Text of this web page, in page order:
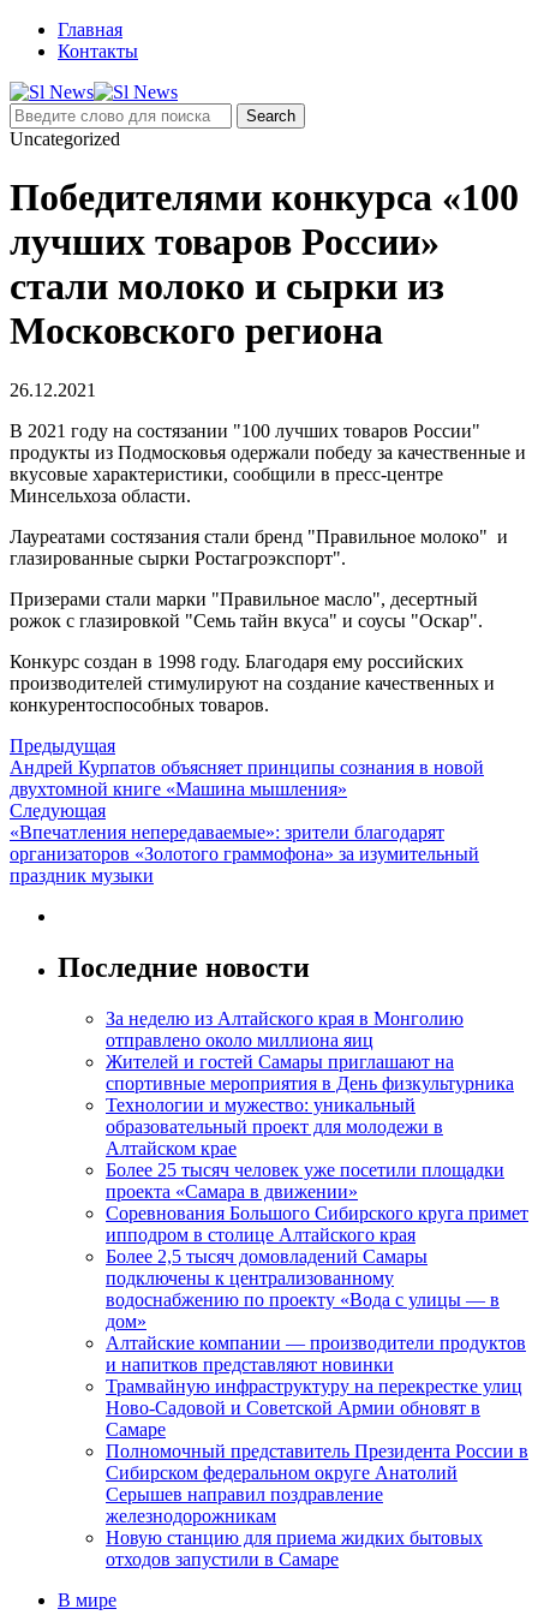
Главная
Контакты
Uncategorized
Победителями конкурса «100
лучших товаров России»
стали молоко и сырки из
Московского региона
26.12.2021
В 2021 году на состязании "100 лучших товаров России"
продукты из Подмосковья одержали победу за качественные и
вкусовые характеристики, сообщили в пресс-центре
Минсельхоза области.
Лауреатами состязания стали бренд "Правильное молоко" и
глазированные сырки Ростагроэкспорт".
Призерами стали марки "Правильное масло", десертный
рожок с глазировкой "Семь тайн вкуса" и соусы "Оскар".
Конкурс создан в 1998 году. Благодаря ему российских
производителей стимулируют на создание качественных и
конкурентоспособных товаров.
Предыдущая
Андрей Курпатов объясняет принципы сознания в новой
двухтомной книге «Машина мышления»
Следующая
«Впечатления непередаваемые»: зрители благодарят
организаторов «Золотого граммофона» за изумительный
праздник музыки
Последние новости
За неделю из Алтайского края в Монголию
отправлено около миллиона яиц
Жителей и гостей Самары приглашают на
спортивные мероприятия в День физкультурника
Технологии и мужество: уникальный
образовательный проект для молодежи в
Алтайском крае
Более 25 тысяч человек уже посетили площадки
проекта «Самара в движении»
Соревнования Большого Сибирского круга примет
ипподром в столице Алтайского края
Более 2,5 тысяч домовладений Самары
подключены к централизованному
водоснабжению по проекту «Вода с улицы — в
дом»
Алтайские компании — производители продуктов
и напитков представляют новинки
Трамвайную инфраструктуру на перекрестке улиц
Ново-Садовой и Советской Армии обновят в
Самаре
Полномочный представитель Президента России в
Сибирском федеральном округе Анатолий
Серышев направил поздравление
железнодорожникам
Новую станцию для приема жидких бытовых
отходов запустили в Самаре
В мире